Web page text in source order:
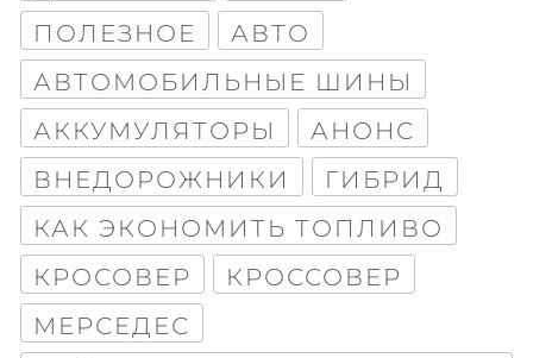
ПОЛЕЗНОЕ
АВТО
АВТОМОБИЛЬНЫЕ ШИНЫ
АККУМУЛЯТОРЫ
АНОНС
ВНЕДОРОЖНИКИ
ГИБРИД
КАК ЭКОНОМИТЬ ТОПЛИВО
КРОСОВЕР
КРОССОВЕР
МЕРСЕДЕС